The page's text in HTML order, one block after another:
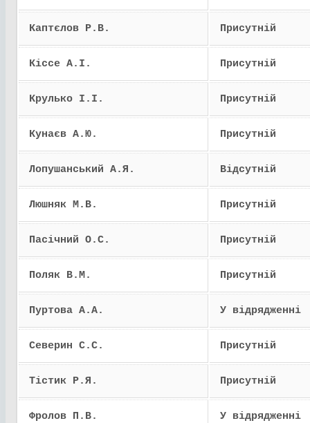
Каптєлов Р.В. Присутній
Кіссе А.І. Присутній
Крулько І.І. Присутній
Кунаєв А.Ю. Присутній
Лопушанський А.Я. Відсутній
Люшняк М.В. Присутній
Пасічний О.С. Присутній
Поляк В.М. Присутній
Пуртова А.А. У відрядженні
Северин С.С. Присутній
Тістик Р.Я. Присутній
Фролов П.В. У відрядженні